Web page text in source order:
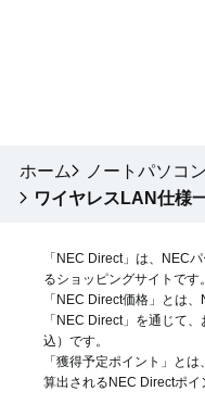
ホーム
ノートパソコン
ワイヤレスLAN仕様
「NEC Direct」は、NEC
るショッピングサイトです。
「NEC Direct価格」とは
「NEC Direct」を通じて
込 ）です。
「獲得予定ポイント」と
算出されるNEC Directポイ